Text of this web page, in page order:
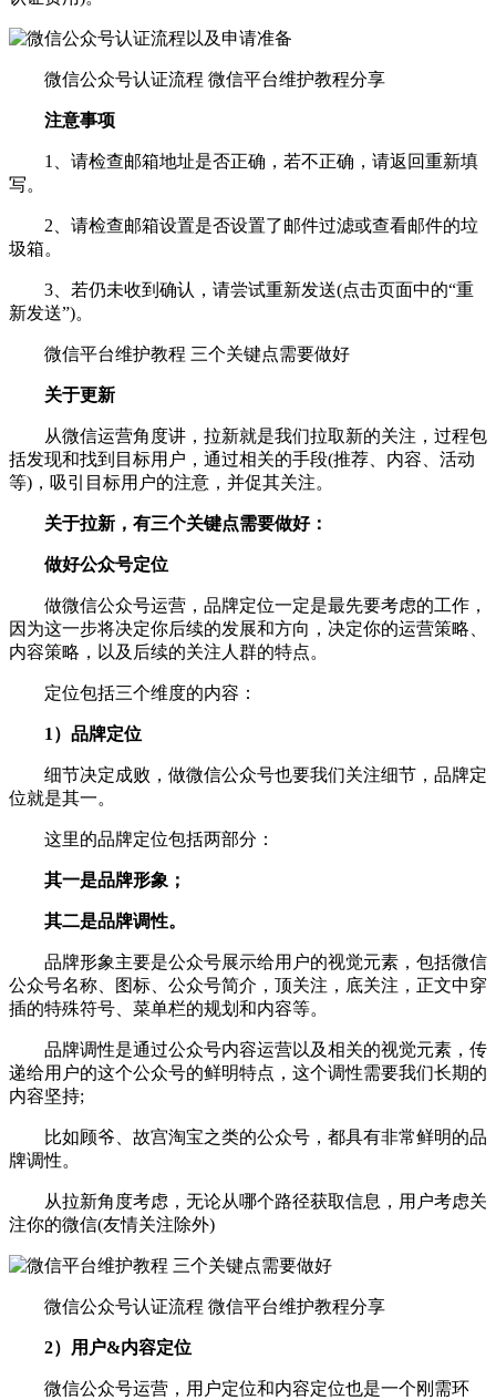
微信公众号认证流程 微信平台维护教程分享
注意事项
1、请检查邮箱地址是否正确，若不正确，请返回重新填
写。
2、请检查邮箱设置是否设置了邮件过滤或查看邮件的垃
圾箱。
3、若仍未收到确认，请尝试重新发送(点击页面中的“重
新发送”)。
微信平台维护教程 三个关键点需要做好
关于更新
从微信运营角度讲，拉新就是我们拉取新的关注，过程包
括发现和找到目标用户，通过相关的手段(推荐、内容、活动
等)，吸引目标用户的注意，并促其关注。
关于拉新，有三个关键点需要做好：
做好公众号定位
做微信公众号运营，品牌定位一定是最先要考虑的工作，
因为这一步将决定你后续的发展和方向，决定你的运营策略、
内容策略，以及后续的关注人群的特点。
定位包括三个维度的内容：
1）品牌定位
细节决定成败，做微信公众号也要我们关注细节，品牌定
位就是其一。
这里的品牌定位包括两部分：
其一是品牌形象；
其二是品牌调性。
品牌形象主要是公众号展示给用户的视觉元素，包括微信
公众号名称、图标、公众号简介，顶关注，底关注，正文中穿
插的特殊符号、菜单栏的规划和内容等。
品牌调性是通过公众号内容运营以及相关的视觉元素，传
递给用户的这个公众号的鲜明特点，这个调性需要我们长期的
内容坚持;
比如顾爷、故宫淘宝之类的公众号，都具有非常鲜明的品
牌调性。
从拉新角度考虑，无论从哪个路径获取信息，用户考虑关
注你的微信(友情关注除外)
微信公众号认证流程 微信平台维护教程分享
2）用户&内容定位
微信公众号运营，用户定位和内容定位也是一个刚需环